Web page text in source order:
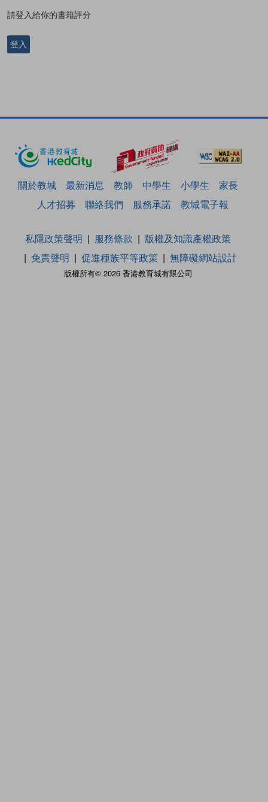
請登入給你的書籍評分
登入
關於教城 最新消息 教師 中學生 小學生
家長
人才招募
聯絡我們 服務承諾 教城電子報
版權所有© 2026 香港教育城有限公司
私隱政策聲明 服務條款
版權及知識產權政策
免責聲明
促進種族平等政策 無障礙網站設計